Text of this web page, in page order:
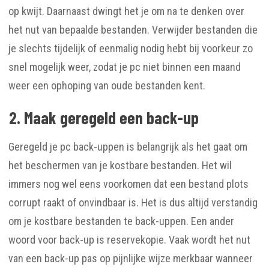
op kwijt. Daarnaast dwingt het je om na te denken over
het nut van bepaalde bestanden. Verwijder bestanden die
je slechts tijdelijk of eenmalig nodig hebt bij voorkeur zo
snel mogelijk weer, zodat je pc niet binnen een maand
weer een ophoping van oude bestanden kent.
2. Maak geregeld een back-up
Geregeld je pc back-uppen is belangrijk als het gaat om
het beschermen van je kostbare bestanden. Het wil
immers nog wel eens voorkomen dat een bestand plots
corrupt raakt of onvindbaar is. Het is dus altijd verstandig
om je kostbare bestanden te back-uppen. Een ander
woord voor back-up is reservekopie. Vaak wordt het nut
van een back-up pas op pijnlijke wijze merkbaar wanneer